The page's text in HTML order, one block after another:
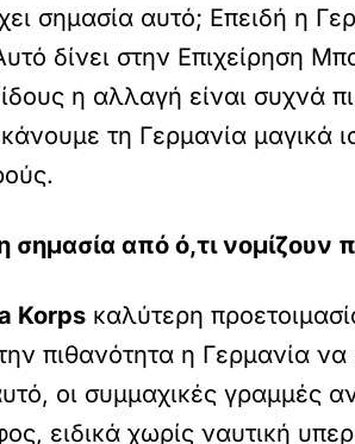
σημασία αυτό; Επειδή η
δίνει στην Επιχείρηση
η αλλαγή είναι συχνά
τη Γερμανία μαγικά
σημασία από ό,τι νομίζουν
Korps καλύτερη
πιθανότητα η Γερμανία
οι συμμαχικές γραμμές
ειδικά χωρίς ναυτική